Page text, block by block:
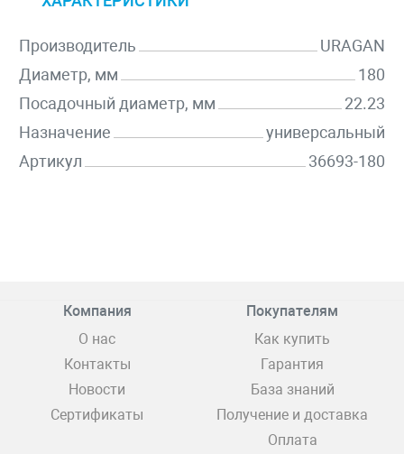
Производитель
URAGAN
Диаметр, мм
180
Посадочный диаметр, мм
22.23
Назначение
универсальный
Артикул
36693-180
Компания
О нас
Контакты
Новости
Сертификаты
Покупателям
Как купить
Гарантия
База знаний
Получение и доставка
Оплата